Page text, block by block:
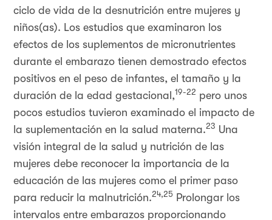
ciclo de vida de la desnutrición entre mujeres y
niños(as). Los estudios que examinaron los
efectos de los suplementos de micronutrientes
durante el embarazo tienen demostrado efectos
positivos en el peso de infantes, el tamaño y la
duración de la edad gestacional,19-22 pero unos
pocos estudios tuvieron examinado el impacto de
la suplementación en la salud materna.23 Una
visión integral de la salud y nutrición de las
mujeres debe reconocer la importancia de la
educación de las mujeres como el primer paso
para reducir la malnutrición.24,25 Prolongar los
intervalos entre embarazos proporcionando